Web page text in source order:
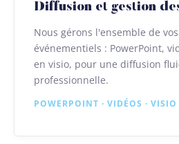
Diffusion et gestion
Nous gérons l'ensemble de
événementiels : PowerPoint,
en visio, pour une diffusion
professionnelle.
POWERPOINT · VIDÉOS · VISIO